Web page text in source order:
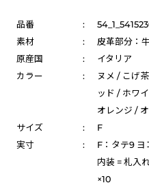
品番 :
素材
:
皮革部分：
原産国
:
イタリア
カラー
:
ヌメ / こげ
ッド / ホワ
オレンジ /
サイズ
:
F
実寸
:
F：タテ9 ヨ
内装 = 札入
×10